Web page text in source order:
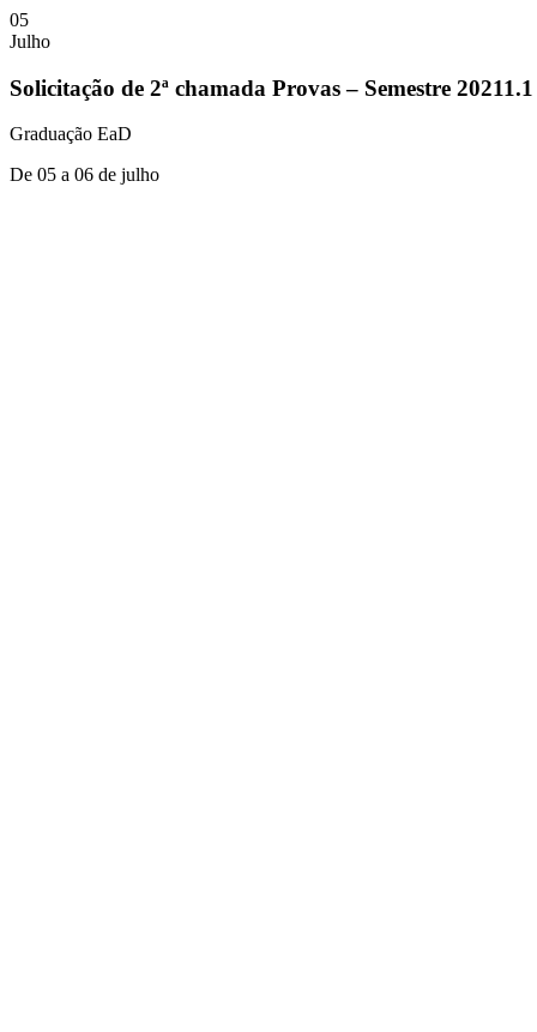
05
Julho
Solicitação de 2ª chamada Provas – Semestre 20211.1
Graduação EaD
De 05 a 06 de julho